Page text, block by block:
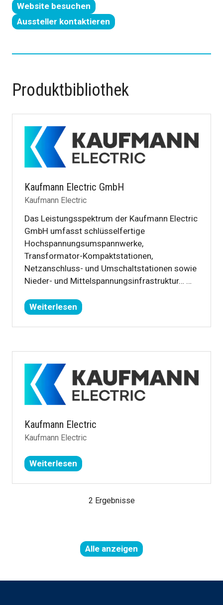
Website besuchen
(öffnet
in
Aussteller kontaktieren
(wird
einem
geöffnet)
Produktbibliothek
Kaufmann Electric GmbH
Kaufmann Electric
Das Leistungsspektrum der Kaufmann Electric
GmbH umfasst schlüsselfertige
Hochspannungsumspannwerke,
Transformator-Kompaktstationen,
Netzanschluss- und Umschaltstationen sowie
Nieder- und Mittelspannungsinfrastruktur… …
Weiterlesen
(öffnet
sich
einem
neuen
Tab)
Kaufmann Electric
Kaufmann Electric
Weiterlesen
(öffnet
sich
2 Ergebnisse
Alle anzeigen
(öffnet
einer